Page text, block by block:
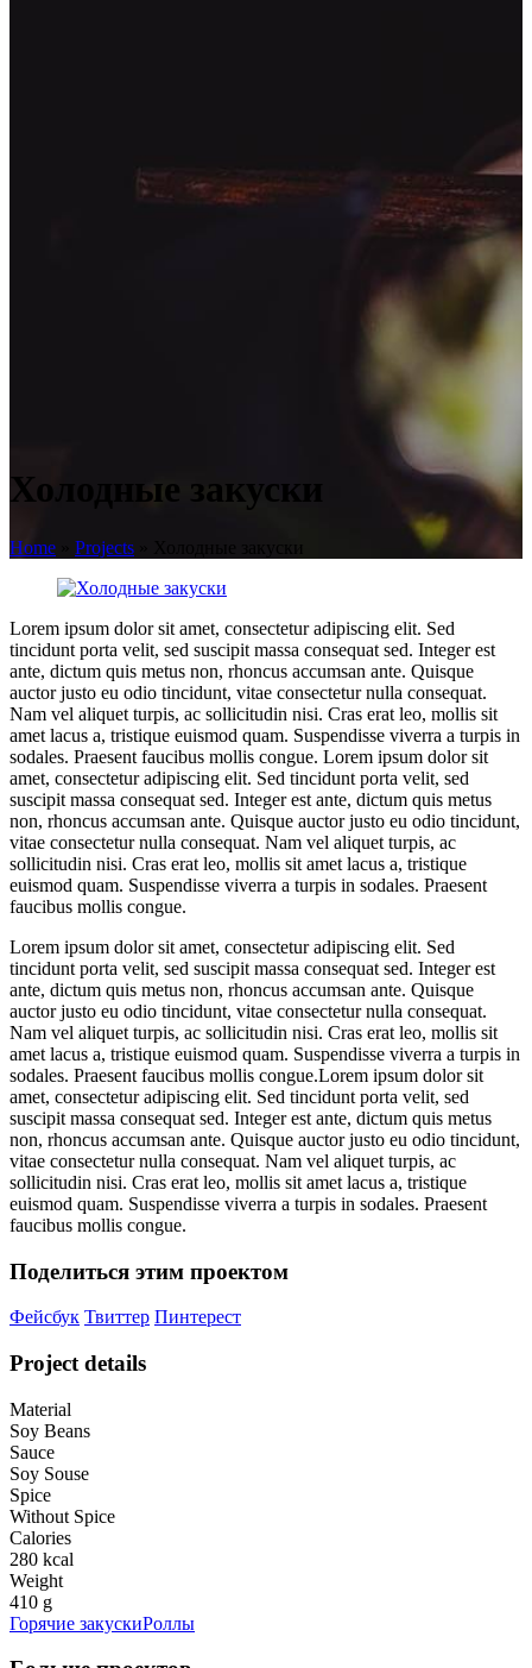
Холодные закуски
Home Projects Холодные закуски
Lorem ipsum dolor sit amet, consectetur adipiscing elit. Sed
tincidunt porta velit, sed suscipit massa consequat sed. Integer est
ante, dictum quis metus non, rhoncus accumsan ante. Quisque
auctor justo eu odio tincidunt, vitae consectetur nulla consequat.
Nam vel aliquet turpis, ac sollicitudin nisi. Cras erat leo, mollis sit
amet lacus a, tristique euismod quam. Suspendisse viverra a turpis in
sodales. Praesent faucibus mollis congue. Lorem ipsum dolor sit
amet, consectetur adipiscing elit. Sed tincidunt porta velit, sed
suscipit massa consequat sed. Integer est ante, dictum quis metus
non, rhoncus accumsan ante. Quisque auctor justo eu odio tincidunt,
vitae consectetur nulla consequat. Nam vel aliquet turpis, ac
sollicitudin nisi. Cras erat leo, mollis sit amet lacus a, tristique
euismod quam. Suspendisse viverra a turpis in sodales. Praesent
faucibus mollis congue.
Lorem ipsum dolor sit amet, consectetur adipiscing elit. Sed
tincidunt porta velit, sed suscipit massa consequat sed. Integer est
ante, dictum quis metus non, rhoncus accumsan ante. Quisque
auctor justo eu odio tincidunt, vitae consectetur nulla consequat.
Nam vel aliquet turpis, ac sollicitudin nisi. Cras erat leo, mollis sit
amet lacus a, tristique euismod quam. Suspendisse viverra a turpis in
sodales. Praesent faucibus mollis congue.Lorem ipsum dolor sit
amet, consectetur adipiscing elit. Sed tincidunt porta velit, sed
suscipit massa consequat sed. Integer est ante, dictum quis metus
non, rhoncus accumsan ante. Quisque auctor justo eu odio tincidunt,
vitae consectetur nulla consequat. Nam vel aliquet turpis, ac
sollicitudin nisi. Cras erat leo, mollis sit amet lacus a, tristique
euismod quam. Suspendisse viverra a turpis in sodales. Praesent
faucibus mollis congue.
Поделиться этим проектом
Фейсбук Твиттер Пинтерест
Project details
Material
Soy Beans
Sauce
Soy Souse
Spice
Without Spice
Calories
280 kcal
Weight
410 g
Горячие закускиРоллы